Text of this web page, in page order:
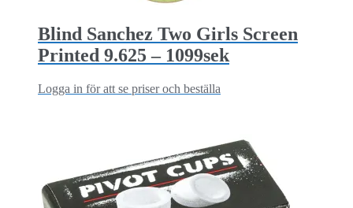
Blind Sanchez Two Girls Screen
Printed 9.625 – 1099sek
Logga in för att se priser och beställa